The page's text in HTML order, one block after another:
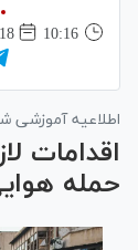
10:16
18 فروردين 1405
اطلاعیه آموزشی
اقدامات
حمله